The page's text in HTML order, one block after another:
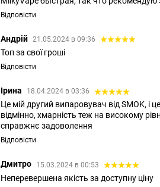
Відповісти
Андрій 21.05.2024 в 09:36
Топ за свої гроші
Відповісти
Ірина 18.04.2024 в 03:36
Це мій другий випаровувач від SMOK,
відмінно, хмарність теж на високому
справжнє задоволення
Відповісти
Дмитро 15.03.2024 в 00:53
Неперевершена якість за доступну ціну